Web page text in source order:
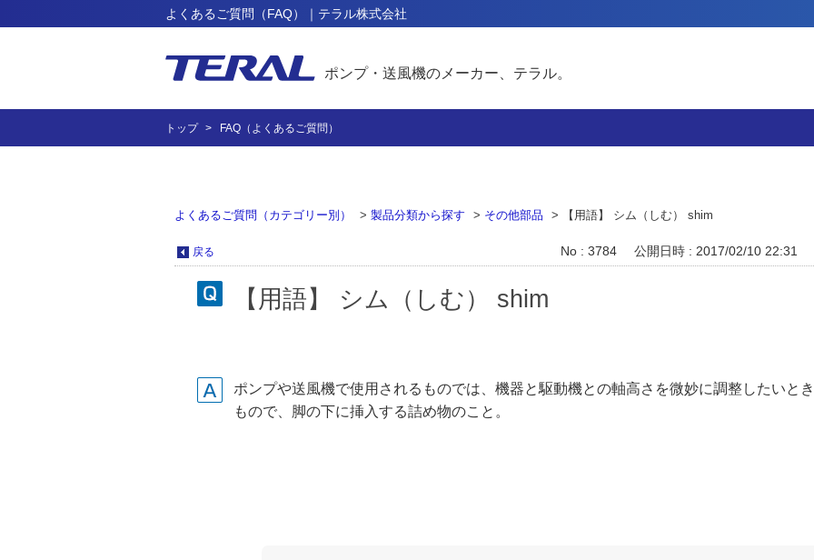
よくあるご質問（FAQ）｜テラル株式会社
ポンプ・送風機のメーカー、テラル。
トップ FAQ（よくあるご質問）
よくあるご質問（カテゴリー別） > 製品分類から探す > その他部品 > 【用語】 シム（しむ） shim
戻る No : 3784 公開日時 : 2017/02/10 22:31
【用語】 シム（しむ） shim
ポンプや送風機で使用されるものでは、機器と駆動機との軸高さを微妙に調整したいと
もので、脚の下に挿入する詰め物のこと。